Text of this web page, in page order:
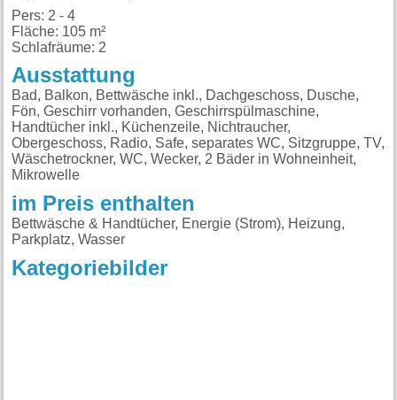
Pers: 2 - 4
Fläche: 105 m²
Schlafräume: 2
Ausstattung
Bad, Balkon, Bettwäsche inkl., Dachgeschoss, Dusche,
Fön, Geschirr vorhanden, Geschirrspülmaschine,
Handtücher inkl., Küchenzeile, Nichtraucher,
Obergeschoss, Radio, Safe, separates WC, Sitzgruppe, TV,
Wäschetrockner, WC, Wecker, 2 Bäder in Wohneinheit,
Mikrowelle
im Preis enthalten
Bettwäsche & Handtücher, Energie (Strom), Heizung,
Parkplatz, Wasser
Kategoriebilder